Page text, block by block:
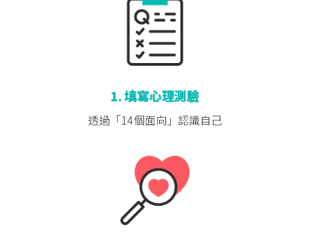
1. 填寫心理測驗
透過「14個面向」 認識自己